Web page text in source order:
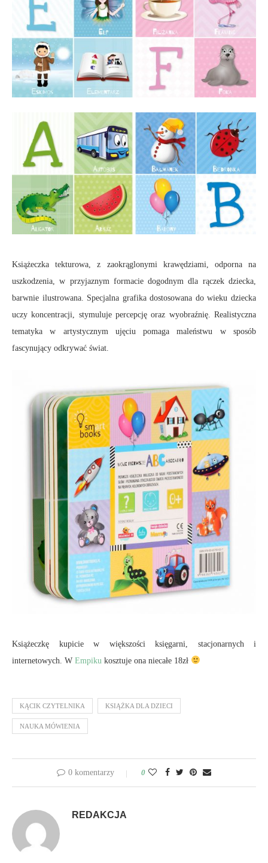
Książeczka tekturowa, z zaokrąglonymi krawędziami, odporna na
uszkodzenia, w przyjaznym formacie dogodnym dla rączek dziecka,
barwnie ilustrowana. Specjalna grafika dostosowana do wieku dziecka
uczy koncentracji, stymuluje percepcję oraz wyobraźnię. Realistyczna
tematyka w artystycznym ujęciu pomaga maleństwu w sposób
fascynujący odkrywać świat.
Książeczkę kupicie w większości księgarni, stacjonarnych i
internetowych. W Empiku kosztuje ona niecałe 18zł
KĄCIK CZYTELNIKA KSIĄŻKA DLA DZIECI
NAUKA MÓWIENIA
0 komentarzy 0
REDAKCJA